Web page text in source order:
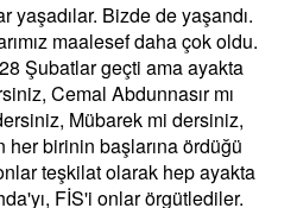
yaşadılar. Bizde de yaşandı.
maalesef daha çok oldu.
Şubatlar geçti ama ayakta
Cemal Abdunnasır mı
Mübarek mi dersiniz,
birinin başlarına ördüğü
teşkilat olarak hep ayakta
FİS'i onlar örgütlediler.